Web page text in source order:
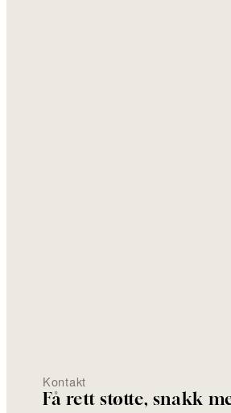
Kontakt
Få rett støtte, snakk